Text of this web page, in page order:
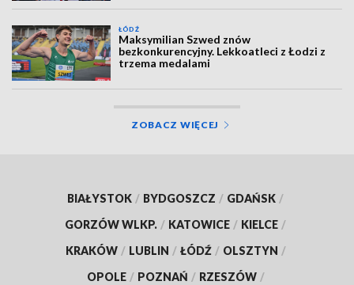
ŁÓDŹ
Maksymilian Szwed znów
bezkonkurencyjny. Lekkoatleci z Łodzi z
trzema medalami
ZOBACZ WIĘCEJ
BIAŁYSTOK / BYDGOSZCZ / GDAŃSK /
GORZÓW WLKP. / KATOWICE / KIELCE /
KRAKÓW / LUBLIN / ŁÓDŹ / OLSZTYN /
OPOLE / POZNAŃ / RZESZÓW /